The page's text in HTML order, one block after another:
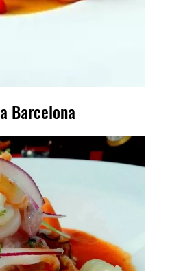
Barcelona